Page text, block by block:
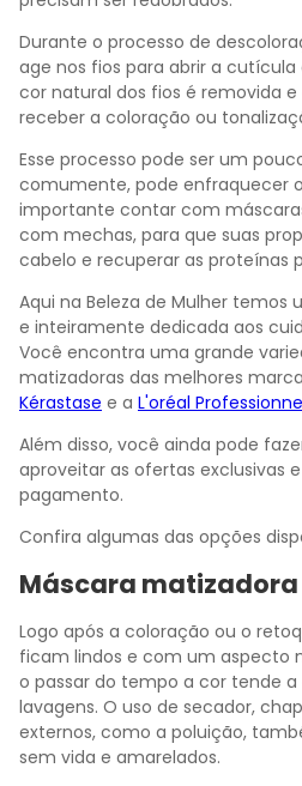
Durante o processo de
age nos fios para abrir a cutícula
cor natural dos fios é removida
receber a coloração ou
Esse processo pode ser um
comumente, pode enfraquecer
importante contar com
com mechas, para que suas
cabelo e recuperar as proteínas
Aqui na Beleza de Mulher
e inteiramente dedicada aos
Você encontra uma grande
matizadoras das melhores
Kérastase e a L'oréal
Além disso, você ainda pode
aproveitar as ofertas exclusivas
pagamento.
Confira algumas das opções
Máscara matizadora
Logo após a coloração ou o
ficam lindos e com um aspecto
o passar do tempo a cor tende
lavagens. O uso de secador,
externos, como a poluição,
sem vida e amarelados.